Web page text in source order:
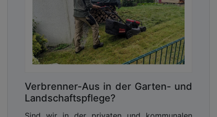
Verbrenner-Aus in der Garten- und
Landschaftspflege?